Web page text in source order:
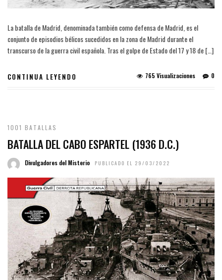
La batalla de Madrid, denominada también como defensa de Madrid, es el
conjunto de episodios bélicos sucedidos en la zona de Madrid durante el
transcurso de la guerra civil española. Tras el golpe de Estado del 17 y 18 de […]
CONTINUA LEYENDO 0
765 Visualizaciones
1001 BATALLAS
BATALLA DEL CABO ESPARTEL (1936 D.C.)
Divulgadores del Misterio PUBLICADO EL 29/03/2022